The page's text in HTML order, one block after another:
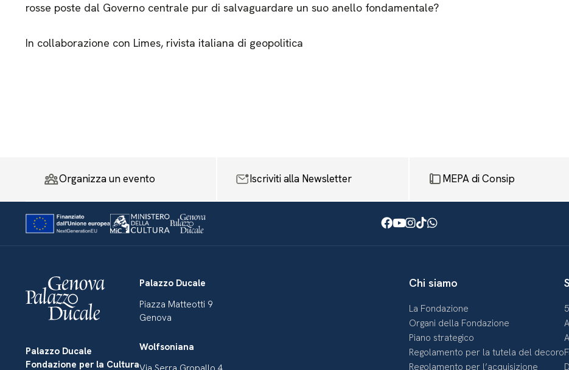
rosse poste dal Governo centrale pur di salvaguardare un suo anello fondamentale?
In collaborazione con Limes, rivista italiana di geopolitica
Organizza un evento Iscriviti alla Newsletter MEPA di Consip
Facebook
Youtube
Instagram
TikTok
WhatsApp
Palazzo Ducale
Fondazione per la Cultura
Palazzo Ducale
Piazza Matteotti 9
Genova
Wolfsoniana
Chi siamo
La Fondazione
Organi della Fondazione
Piano strategico
Regolamento per la tutela del decoro
Regolamento per l’acquisizione